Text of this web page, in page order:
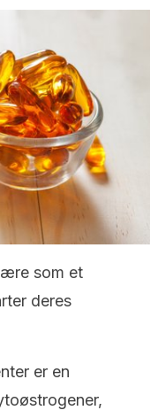
som et
deres
er en